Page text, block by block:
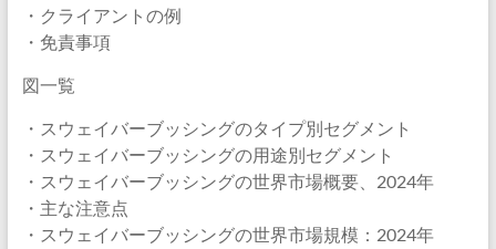
・クライアントの例
・免責事項
図一覧
・スウェイバーブッシングのタイプ別セグメント
・スウェイバーブッシングの用途別セグメント
・スウェイバーブッシングの世界市場概要、2024年
・主な注意点
・スウェイバーブッシングの世界市場規模：2024年